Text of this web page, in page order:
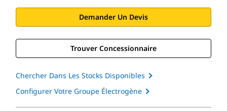
Demander Un Devis
Trouver Concessionnaire
Chercher Dans Les Stocks Disponibles
Configurer Votre Groupe Électrogène